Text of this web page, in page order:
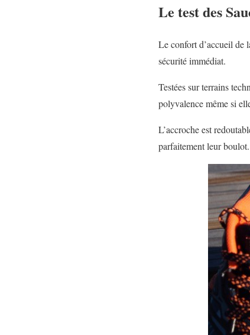
Le test des
Le confort d’accueil de
sécurité immédiat.
Testées sur terrains
polyvalence même si
L’accroche est
parfaitement leur